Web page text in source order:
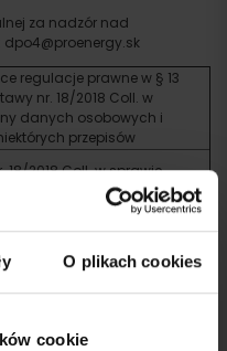
O plikach cookies
cookie
za nadzór nad
regulacje prawne w § 13
nr. 18/2018 Coll. w
danych osobowych i
przepisów
18/2018 Coll. w sprawie
osobowych i poprawek do
Szukaj noclegu